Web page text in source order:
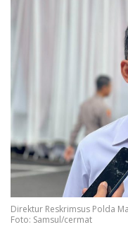
Direktur Reskrimsus Polda
Foto: Samsul/cermat